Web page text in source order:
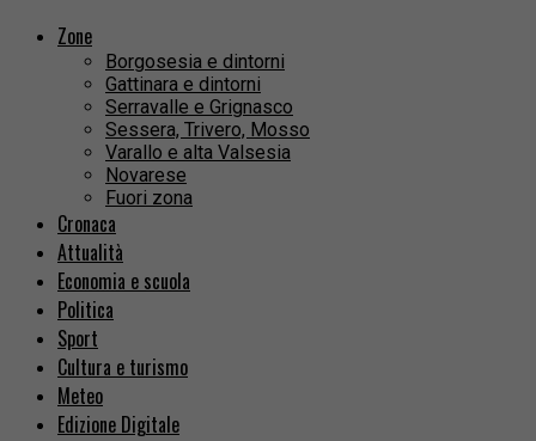
Zone
Borgosesia e dintorni
Gattinara e dintorni
Serravalle e Grignasco
Sessera, Trivero, Mosso
Varallo e alta Valsesia
Novarese
Fuori zona
Cronaca
Attualità
Economia e scuola
Politica
Sport
Cultura e turismo
Meteo
Edizione Digitale